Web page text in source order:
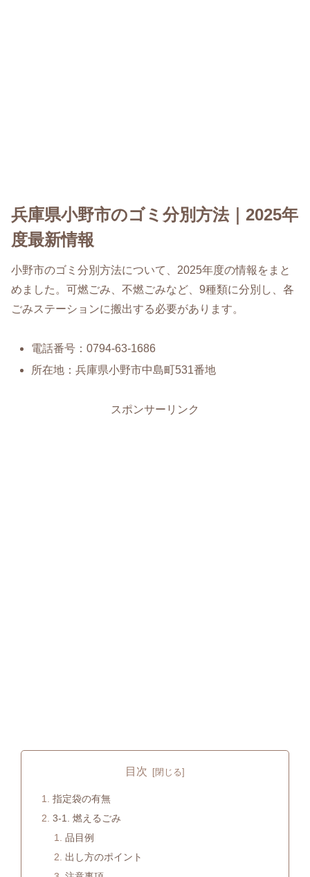
兵庫県小野市のゴミ分別方法｜2025年
度最新情報
小野市のゴミ分別方法について、2025年度の情報をまと
めました。可燃ごみ、不燃ごみなど、9種類に分別し、各
ごみステーションに搬出する必要があります。
電話番号：0794-63-1686
所在地：兵庫県小野市中島町531番地
スポンサーリンク
目次
指定袋の有無
3-1. 燃えるごみ
品目例
出し方のポイント